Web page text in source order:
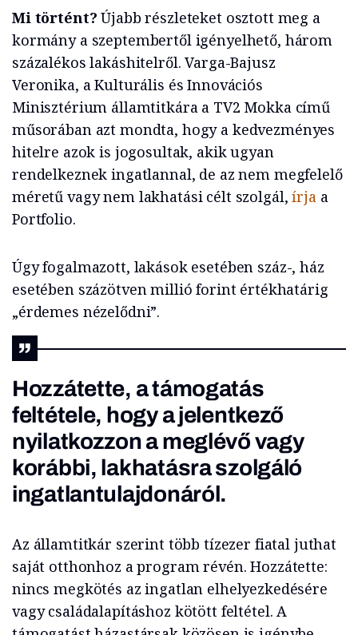
Mi történt?Újabb részleteket osztott meg a
kormány a szeptembertől igényelhető, három
százalékos lakáshitelről. Varga-Bajusz
Veronika, a Kulturális és Innovációs
Minisztérium államtitkára a TV2 Mokka című
műsorában azt mondta, hogy a kedvezményes
hitelre azok is jogosultak, akik ugyan
rendelkeznek ingatlannal, de az nem megfelelő
méretű vagy nem lakhatási célt szolgál, írjaa
Portfolio.
Úgy fogalmazott, lakások esetében száz-, ház
esetében százötven millió forint értékhatárig
„érdemes nézelődni”.
Hozzátette, a támogatás
feltétele, hogy a jelentkező
nyilatkozzon a meglévő vagy
korábbi, lakhatásra szolgáló
ingatlantulajdonáról.
Az államtitkár szerint több tízezer fiatal juthat
saját otthonhoz a program révén. Hozzátette:
nincs megkötés az ingatlan elhelyezkedésére
vagy családalapításhoz kötött feltétel. A